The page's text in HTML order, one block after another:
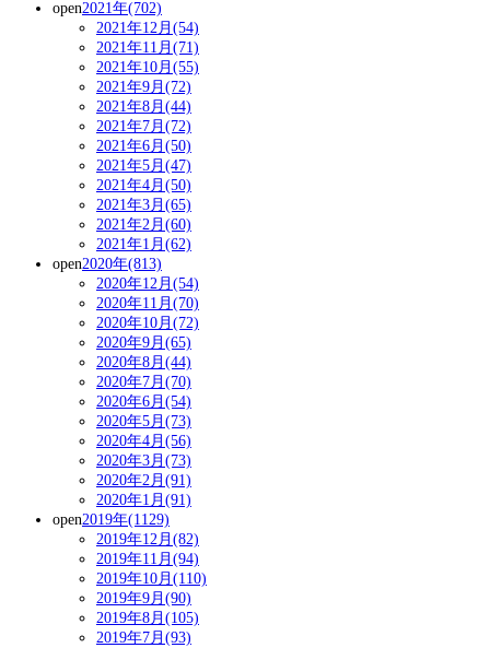
open2021年(702)
2021年12月(54)
2021年11月(71)
2021年10月(55)
2021年9月(72)
2021年8月(44)
2021年7月(72)
2021年6月(50)
2021年5月(47)
2021年4月(50)
2021年3月(65)
2021年2月(60)
2021年1月(62)
open2020年(813)
2020年12月(54)
2020年11月(70)
2020年10月(72)
2020年9月(65)
2020年8月(44)
2020年7月(70)
2020年6月(54)
2020年5月(73)
2020年4月(56)
2020年3月(73)
2020年2月(91)
2020年1月(91)
open2019年(1129)
2019年12月(82)
2019年11月(94)
2019年10月(110)
2019年9月(90)
2019年8月(105)
2019年7月(93)